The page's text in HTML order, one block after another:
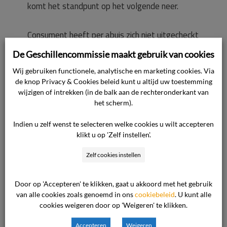
komt het standpunt op het volgende neer.
Consument heeft per abuis zich niet uitgecheckt
na een busreis en derhalve heeft hij te veel geld
betaald voor
de reis. Via een daarvoor bestemde automaat
wilde hij het te veel betaalde deel terughalen.
Dit is met behulp van Translink gelukt, maar bij
dit proces zijn echter zogenoemde ‘keuzedagen’
op de OV-chipkaart geladen. Dit laatste was
dat de
keuzedagen een reisproduct van de ondernemer
zijn en dat Translink hier inhoudelijk niet mee
De Geschillencommissie maakt gebruik van cookies
Wij gebruiken functionele, analytische en marketing cookies. Via
de knop Privacy & Cookies beleid kunt u altijd uw toestemming
wijzigen of intrekken (in de balk aan de rechteronderkant van
het scherm).
Indien u zelf wenst te selecteren welke cookies u wilt accepteren
klikt u op 'Zelf instellen'.
Zelf cookies instellen
Door op 'Accepteren' te klikken, gaat u akkoord met het gebruik
van alle cookies zoals genoemd in onscookiebeleid. U kunt alle
cookies weigeren door op 'Weigeren' te klikken.
Accepteren Weigeren